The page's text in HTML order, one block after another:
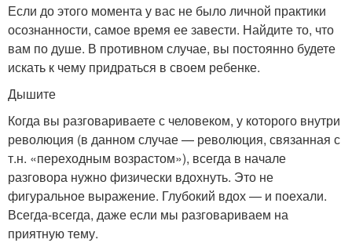
Если до этого момента у вас не было личной практики
осознанности, самое время ее завести. Найдите то, что
вам по душе. В противном случае, вы постоянно будете
искать к чему придраться в своем ребенке.
Дышите
Когда вы разговариваете с человеком, у которого внутри
революция (в данном случае — революция, связанная с
т.н. «переходным возрастом»), всегда в начале
разговора нужно физически вдохнуть. Это не
фигуральное выражение. Глубокий вдох — и поехали.
Всегда-всегда, даже если мы разговариваем на
приятную тему.